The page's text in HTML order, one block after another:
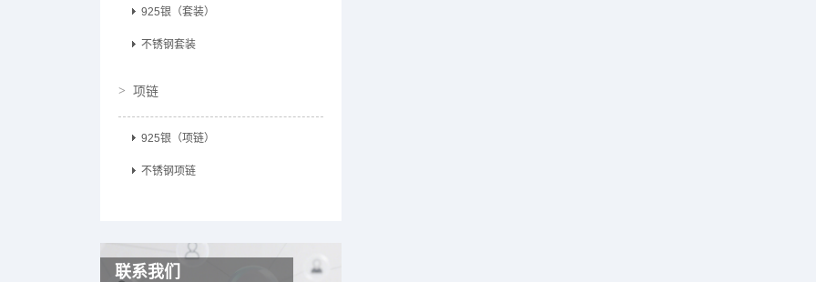
925银（套装）
不锈钢套装
项链
925银（项链）
不锈钢项链
联系我们